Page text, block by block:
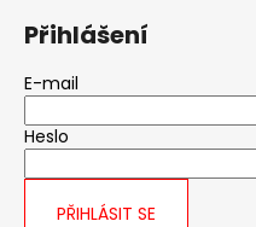
Přihlášení
E-mail
Heslo
PŘIHLÁSIT SE